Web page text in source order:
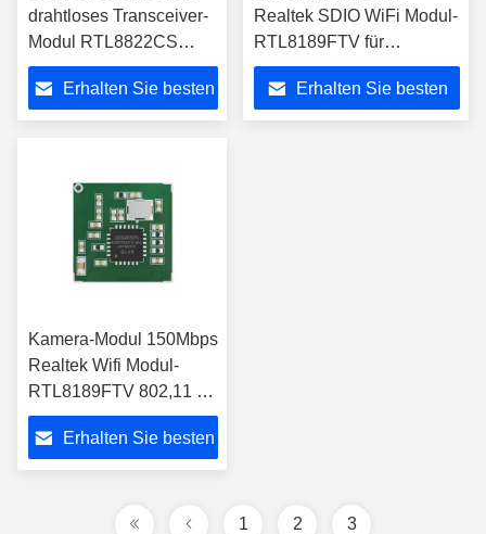
drahtloses Transceiver-
Modul RTL8822CS
802.11ac Bluetooth für
OTT/TVErhalten Sie besten
Realtek SDIO WiFi Modul-
RTL8189FTV für
Überwachungskamera
Erhalten Sie besten
Kamera-Modul 150Mbps
Realtek Wifi Modul-
RTL8189FTV 802,11 B
Wifi
Erhalten Sie besten
1 2 3